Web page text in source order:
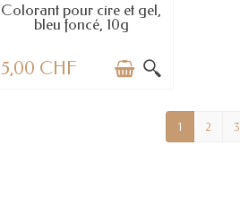
Colorant pour cire et gel,
bleu foncé, 10g
5,00 CHF
1 2 3